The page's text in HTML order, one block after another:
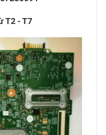
T2 - T7